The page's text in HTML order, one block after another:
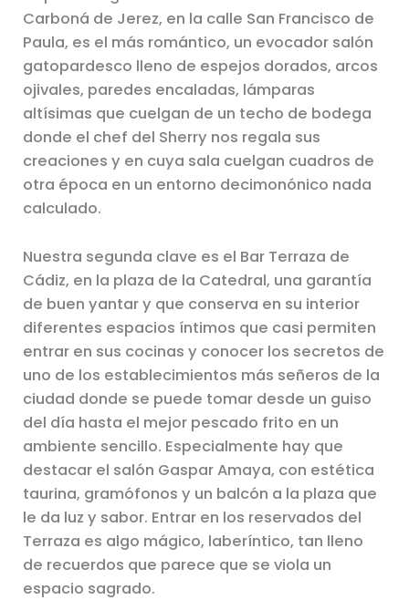
Carboná de Jerez, en la calle San Francisco de
Paula, es el más romántico, un evocador salón
gatopardesco lleno de espejos dorados, arcos
ojivales, paredes encaladas, lámparas
altísimas que cuelgan de un techo de bodega
donde el chef del Sherry nos regala sus
creaciones y en cuya sala cuelgan cuadros de
otra época en un entorno decimonónico nada
calculado.
Nuestra segunda clave es el Bar Terraza de
Cádiz, en la plaza de la Catedral, una garantía
de buen yantar y que conserva en su interior
diferentes espacios íntimos que casi permiten
entrar en sus cocinas y conocer los secretos de
uno de los establecimientos más señeros de la
ciudad donde se puede tomar desde un guiso
del día hasta el mejor pescado frito en un
ambiente sencillo. Especialmente hay que
destacar el salón Gaspar Amaya, con estética
taurina, gramófonos y un balcón a la plaza que
le da luz y sabor. Entrar en los reservados del
Terraza es algo mágico, laberíntico, tan lleno
de recuerdos que parece que se viola un
espacio sagrado.